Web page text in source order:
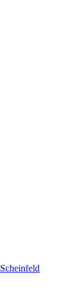
Scheinfeld